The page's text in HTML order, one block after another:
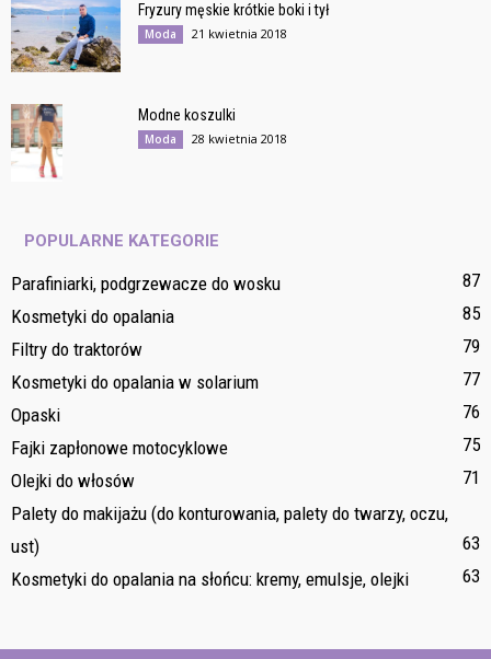
Fryzury męskie krótkie boki i tył
Moda 21 kwietnia 2018
Modne koszulki
Moda 28 kwietnia 2018
POPULARNE KATEGORIE
Parafiniarki, podgrzewacze do wosku
87
Kosmetyki do opalania
85
Filtry do traktorów
79
Kosmetyki do opalania w solarium
77
Opaski
76
Fajki zapłonowe motocyklowe
75
Olejki do włosów
71
Palety do makijażu (do konturowania, palety do twarzy, oczu,
ust)
63
Kosmetyki do opalania na słońcu: kremy, emulsje, olejki
63